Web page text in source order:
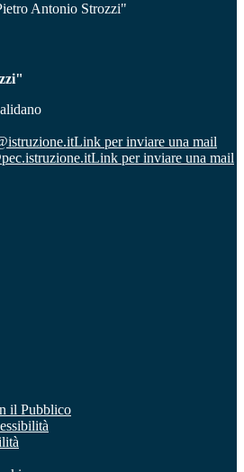
Antonio Strozzi"
Link per inviare una mail
Link per inviare una mail
il Pubblico